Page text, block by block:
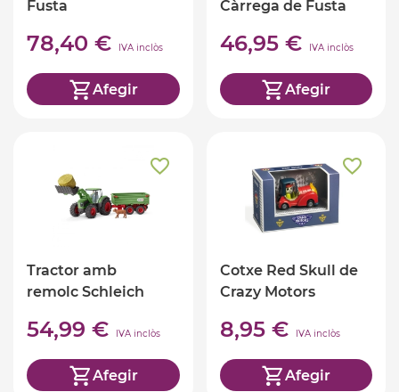
Fusta
78,40 € IVA inclòs
Afegir
Càrrega de Fusta
46,95 € IVA inclòs
Afegir
Tractor amb
remolc Schleich
54,99 € IVA inclòs
Afegir
Cotxe Red Skull de
Crazy Motors
8,95 € IVA inclòs
Afegir